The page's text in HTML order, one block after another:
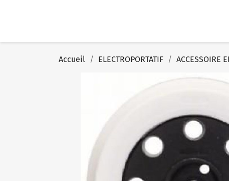
Accueil ELECTROPORTATIF ACCESSOIRE